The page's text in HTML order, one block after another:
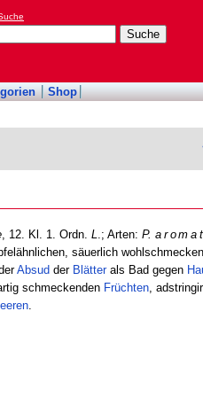
Shop
, 12. Kl. 1. Ordn.L .; Arten:P.
säuerlich
Absud der Blätterals Bad gegen
schmeckenden Früchten,
.